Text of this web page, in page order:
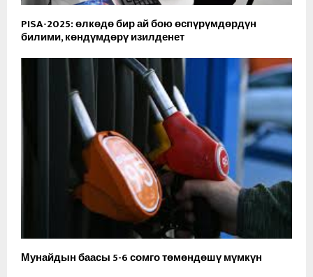
PISA-2025: өлкөдө бир ай бою өспүрүмдөрдүн
билими, көндүмдөрү изилденет
Мунайдын баасы 5-6 сомго төмөндөшү мүмкүн